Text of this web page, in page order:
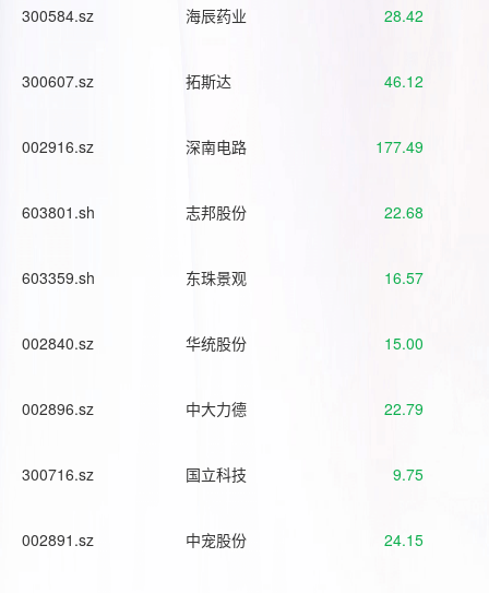
300584.sz 海辰药业 28.42
300607.sz 拓斯达 46.12
002916.sz 深南电路 177.49
603801.sh 志邦股份 22.68
603359.sh 东珠景观 16.57
002840.sz 华统股份 15.00
002896.sz 中大力德 22.79
300716.sz 国立科技 9.75
002891.sz 中宠股份 24.15